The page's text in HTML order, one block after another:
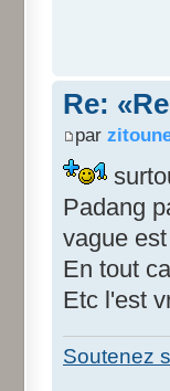
Re:
par
Padang
vague
En tout
Etc l'est
Soutenez